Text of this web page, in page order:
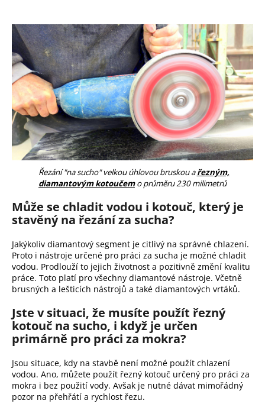
Řezání "na sucho" velkou úhlovou bruskou ařezným,
diamantovým kotoučemo průměru 230 milimetrů
Může se chladit vodou i kotouč, který je
stavěný na řezání za sucha?
Jakýkoliv diamantový segment je citlivý na správné chlazení.
Proto i nástroje určené pro práci za sucha je možné chladit
vodou. Prodlouží to jejich životnost a pozitivně změní kvalitu
práce. Toto platí pro všechny diamantové nástroje. Včetně
brusných a lešticích nástrojů a také diamantových vrtáků.
Jste v situaci, že musíte použít řezný
kotouč na sucho, i když je určen
primárně pro práci za mokra?
Jsou situace, kdy na stavbě není možné použít chlazení
vodou. Ano, můžete použít řezný kotouč určený pro práci za
mokra i bez použití vody. Avšak je nutné dávat mimořádný
pozor na přehřátí a rychlost řezu.